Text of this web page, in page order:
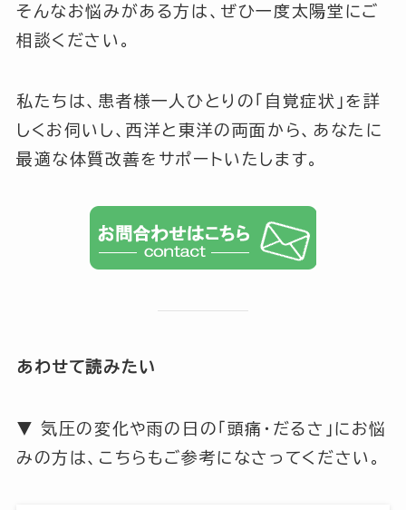
そんなお悩みがある方は、ぜひ一度太陽堂にご
相談ください。
私たちは、患者様一人ひとりの「自覚症状」を詳
しくお伺いし、西洋と東洋の両面から、あなたに
最適な体質改善をサポートいたします。
あわせて読みたい
▼ 気圧の変化や雨の日の「頭痛・だるさ」にお悩
みの方は、こちらもご参考になさってください。